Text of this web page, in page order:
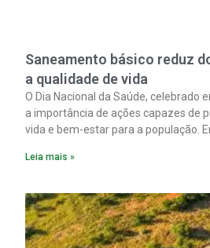
Saneamento básico reduz
a qualidade de vida
O Dia Nacional da Saúde, celebrado
a importância de ações capazes de
vida e bem-estar para a população.
serviços de coleta e tratamento de
melhora as condições de saúde
Leia mais »